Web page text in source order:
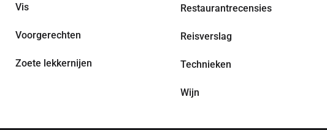
Vis
Voorgerechten
Zoete lekkernijen
Restaurantrecensies
Reisverslag
Technieken
Wijn